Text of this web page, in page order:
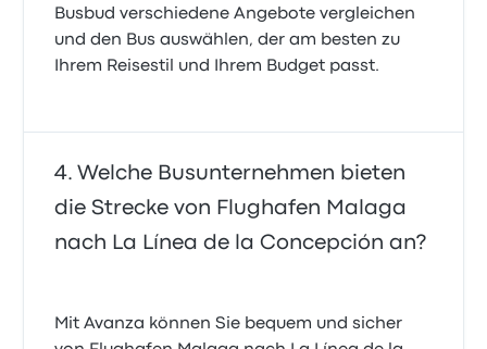
Busbud verschiedene Angebote vergleichen
und den Bus auswählen, der am besten zu
Ihrem Reisestil und Ihrem Budget passt.
Welche Busunternehmen bieten
die Strecke von Flughafen Malaga
nach La Línea de la Concepción an?
Mit Avanza können Sie bequem und sicher